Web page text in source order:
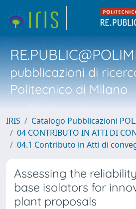
pubblicazioni di
Politecnico di Milano
IRIS
Catalogo Pubblicazioni
04 CONTRIBUTO IN ATTI DI
04.1 Contributo in Atti di
Assessing the
base isolators for
plant proposals